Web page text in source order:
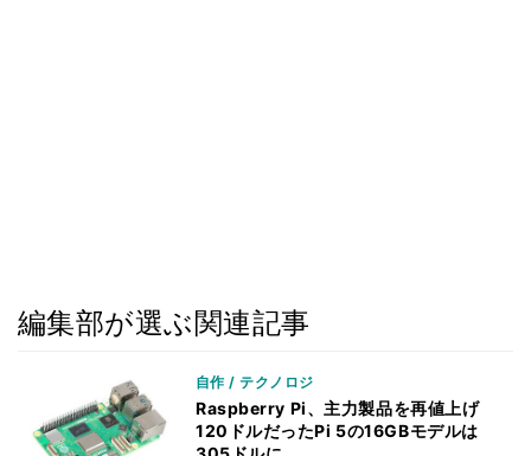
編集部が選ぶ関連記事
自作 / テクノロジ
Raspberry Pi、主力製品を再値上げ
120ドルだったPi 5の16GBモデルは